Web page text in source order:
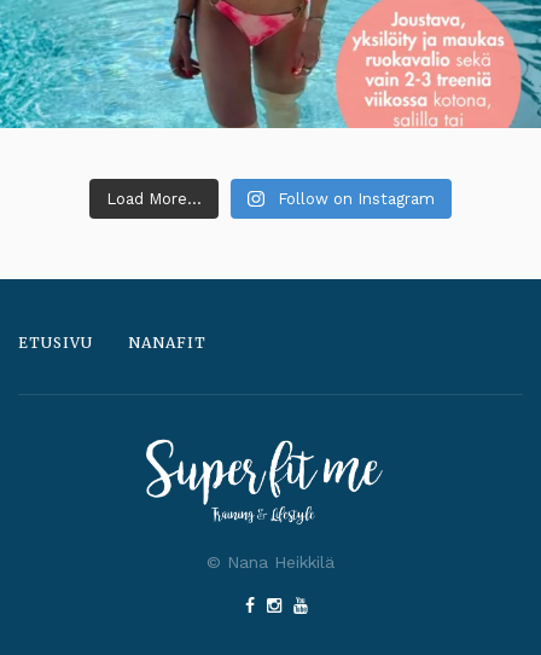
Load More... Follow on Instagram
ETUSIVU NANAFIT
© Nana Heikkilä